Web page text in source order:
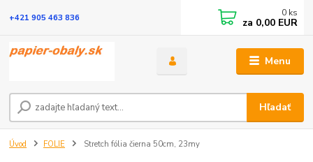
Menu
Hľadať
+421 905 463 836 0 ks
za 0,00 EUR
Úvod FOLIE Stretch fólia čierna 50cm, 23my